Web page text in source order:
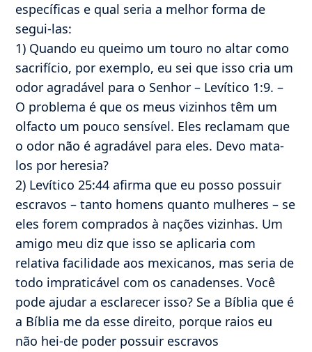
específicas e qual seria a melhor forma de
segui-las:
1) Quando eu queimo um touro no altar como
sacrifício, por exemplo, eu sei que isso cria um
odor agradável para o Senhor – Levítico 1:9. –
O problema é que os meus vizinhos têm um
olfacto um pouco sensível. Eles reclamam que
o odor não é agradável para eles. Devo mata-
los por heresia?
2) Levítico 25:44 afirma que eu posso possuir
escravos – tanto homens quanto mulheres – se
eles forem comprados à nações vizinhas. Um
amigo meu diz que isso se aplicaria com
relativa facilidade aos mexicanos, mas seria de
todo impraticável com os canadenses. Você
pode ajudar a esclarecer isso? Se a Bíblia que é
a Bíblia me da esse direito, porque raios eu
não hei-de poder possuir escravos